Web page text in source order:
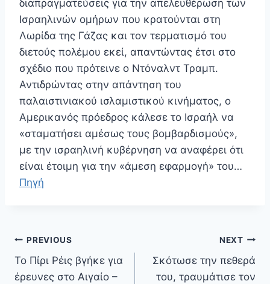
διαπραγματεύσεις για την απελευθέρωση των
Ισραηλινών ομήρων που κρατούνται στη
Λωρίδα της Γάζας και τον τερματισμό του
διετούς πολέμου εκεί, απαντώντας έτσι στο
σχέδιο που πρότεινε ο Ντόναλντ Τραμπ.
Αντιδρώντας στην απάντηση του
παλαιστινιακού ισλαμιστικού κινήματος, ο
Αμερικανός πρόεδρος κάλεσε το Ισραήλ να
«σταματήσει αμέσως τους βομβαρδισμούς»,
με την ισραηλινή κυβέρνηση να αναφέρει ότι
είναι έτοιμη για την «άμεση εφαρμογή» του…
Πηγή
Πλοήγηση
άρθρων
PREVIOUS
Το Πίρι Ρέις βγήκε για
έρευνες στο Αιγαίο –
NEXT
Σκότωσε την πεθερά
του, τραυμάτισε τον